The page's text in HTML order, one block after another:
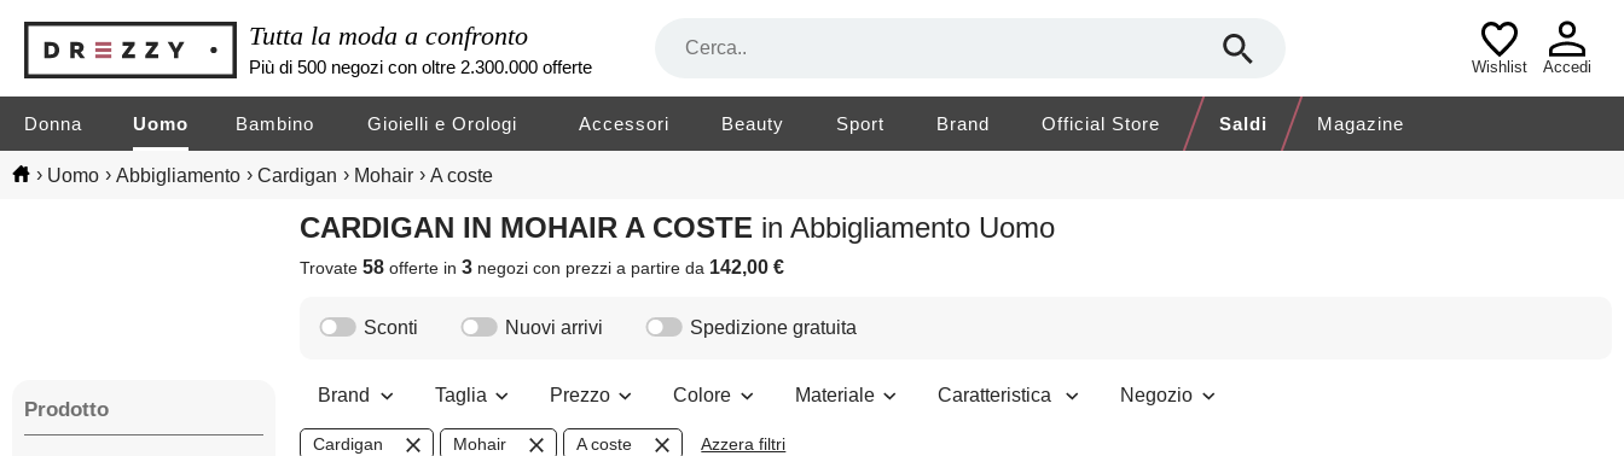
Tutta la moda a confronto
Più di 500 negozi con oltre 2.300.000 offerte Wishlist Accedi
Donna Uomo Bambino Gioielli e Orologi Accessori Beauty Sport Brand Official Store Saldi Magazine
› Uomo › Abbigliamento › Cardigan › Mohair › A coste
CARDIGAN IN MOHAIR A COSTE in Abbigliamento Uomo
Trovate58 offerte in3 negozicon prezzi a partire da 142,00 €
Prodotto
Sconti Nuovi arrivi Spedizione gratuita
Brand Taglia Prezzo Colore Materiale Caratteristica Negozio
Cardigan Mohair A coste Azzera filtri